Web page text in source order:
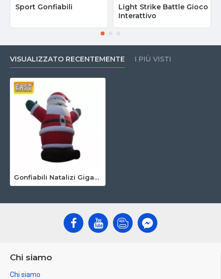
Sport Gonfiabili
Light Strike Battle Gioco
Interattivo
VISUALIZZATO RECENTEMENTE I PIÙ VISTI
Gonfiabili Natalizi Giganti
Chi siamo
Chi siamo